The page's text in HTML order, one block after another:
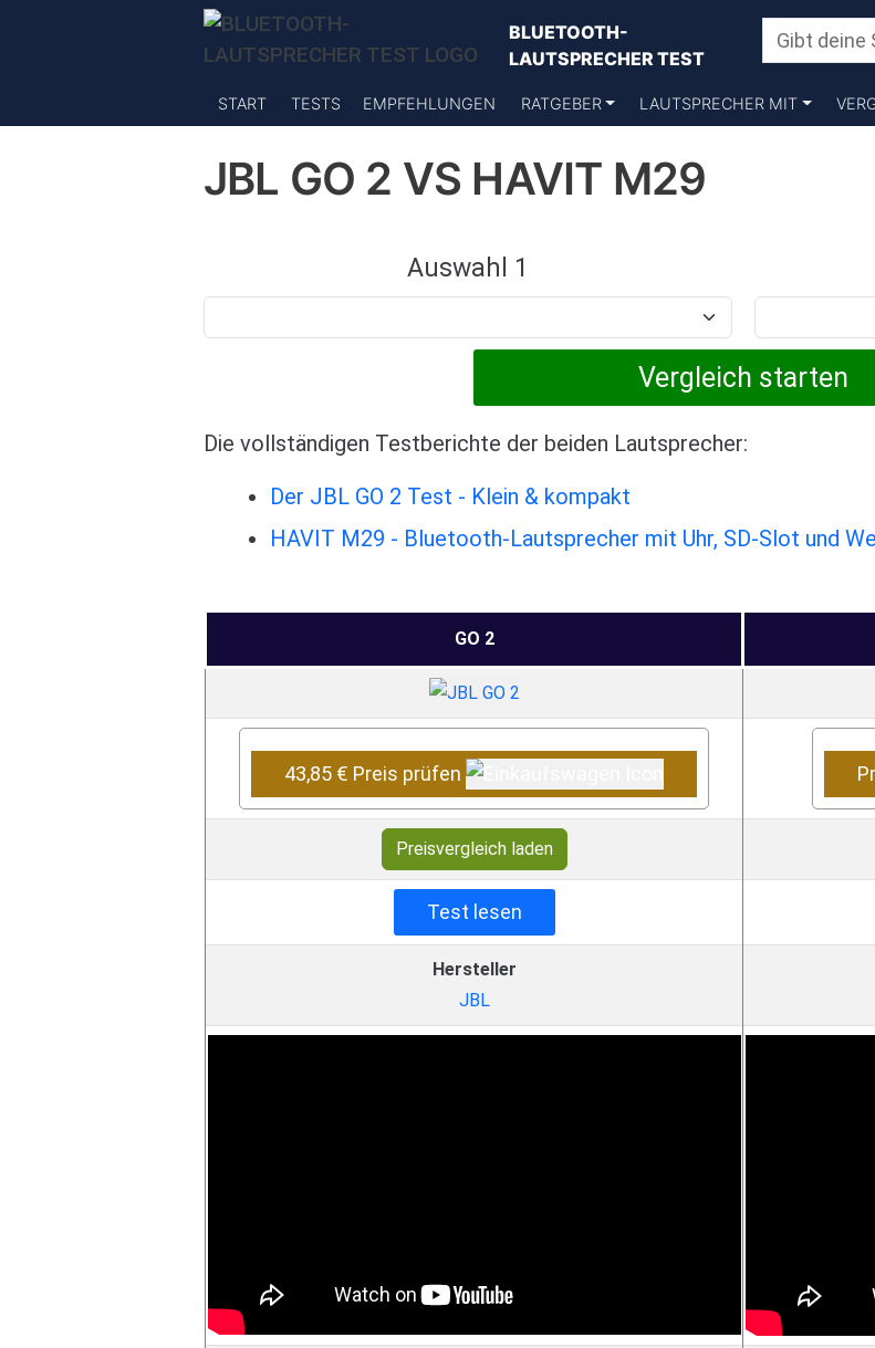
BLUETOOTH-
LAUTSPRECHER TEST
START TESTS EMPFEHLUNGEN RATGEBER LAUTSPRECHER MIT
JBL GO 2 VS HAVIT M29
Auswahl 1
Die vollständigen Testberichte der beiden Lautsprecher:
Der JBL GO 2 Test - Klein & kompakt
HAVIT M29 - Bluetooth-Lautsprecher mit Uhr, SD-Slot und
GO 2
43,85 € Preis prüfen
Preisvergleich laden
Test lesen
Hersteller
JBL